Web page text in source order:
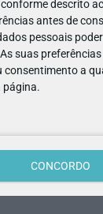
descrito
antes de
pessoais
suas
consentimento a
página.
CONCORDO
ou ao balcão do